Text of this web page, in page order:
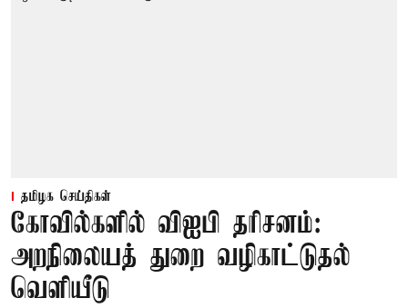
தமிழக செய்திகள்
கோவில்களில் விஐபி தரிசனம்:
அறநிலையத் துறை வழிகாட்டுதல்
வெளியீடு